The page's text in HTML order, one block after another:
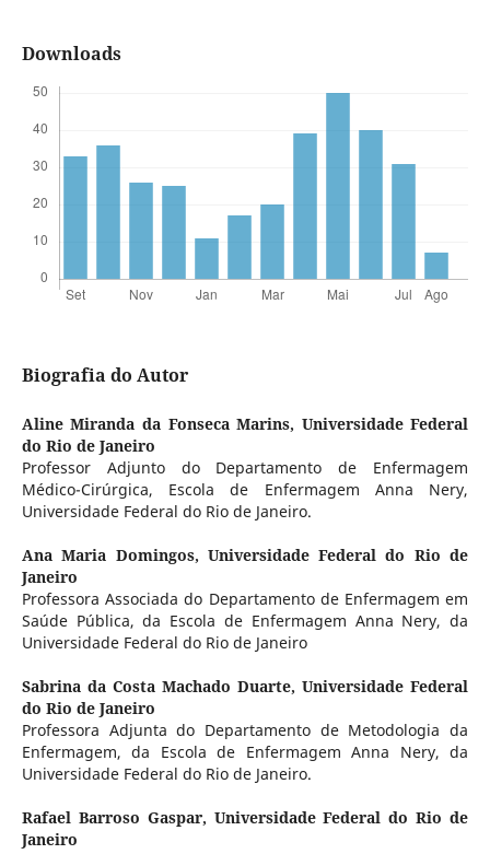
Downloads
Biografia do Autor
Aline Miranda da Fonseca Marins, Universidade Federal
do Rio de Janeiro
Professor Adjunto do Departamento de Enfermagem
Médico-Cirúrgica, Escola de Enfermagem Anna Nery,
Universidade Federal do Rio de Janeiro.
Ana Maria Domingos, Universidade Federal do Rio de
Janeiro
Professora Associada do Departamento de Enfermagem em
Saúde Pública, da Escola de Enfermagem Anna Nery, da
Universidade Federal do Rio de Janeiro
Sabrina da Costa Machado Duarte,Universidade Federal
do Rio de Janeiro
Professora Adjunta do Departamento de Metodologia da
Enfermagem, da Escola de Enfermagem Anna Nery, da
Universidade Federal do Rio de Janeiro.
Rafael Barroso Gaspar, Universidade Federal do Rio de
Janeiro